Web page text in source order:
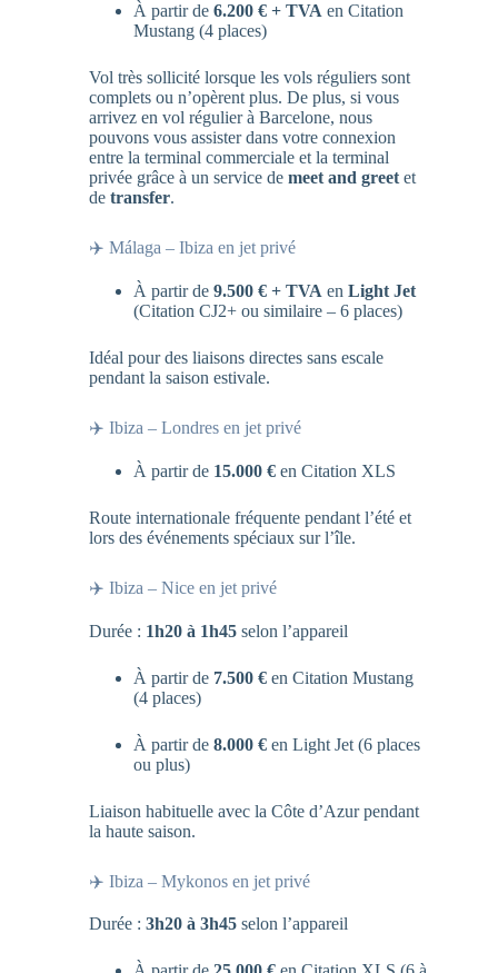
À partir de 6.200 € + TVA en Citation
Mustang (4 places)
Vol très sollicité lorsque les vols réguliers sont
complets ou n’opèrent plus. De plus, si vous
arrivez en vol régulier à Barcelone, nous
pouvons vous assister dans votre connexion
entre la terminal commerciale et la terminal
privée grâce à un service de meet and greet et
de transfer.
✈️ Málaga – Ibiza en jet privé
À partir de 9.500 € + TVA en Light Jet
(Citation CJ2+ ou similaire – 6 places)
Idéal pour des liaisons directes sans escale
pendant la saison estivale.
✈️ Ibiza – Londres en jet privé
À partir de 15.000 € en Citation XLS
Route internationale fréquente pendant l’été et
lors des événements spéciaux sur l’île.
✈️ Ibiza – Nice en jet privé
Durée : 1h20 à 1h45 selon l’appareil
À partir de 7.500 € en Citation Mustang
(4 places)
À partir de 8.000 € en Light Jet (6 places
ou plus)
Liaison habituelle avec la Côte d’Azur pendant
la haute saison.
✈️ Ibiza – Mykonos en jet privé
Durée : 3h20 à 3h45 selon l’appareil